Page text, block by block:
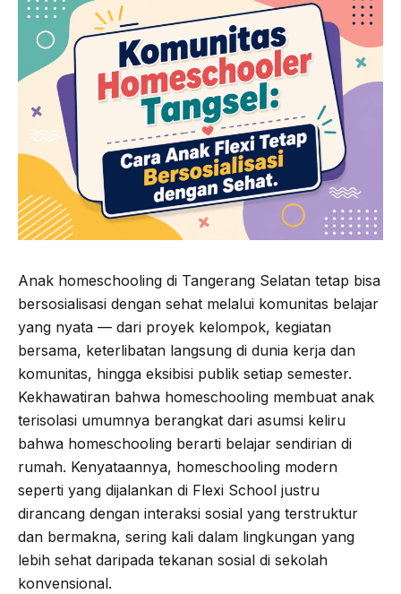
Anak homeschooling di Tangerang Selatan tetap bisa
bersosialisasi dengan sehat melalui komunitas belajar
yang nyata — dari proyek kelompok, kegiatan
bersama, keterlibatan langsung di dunia kerja dan
komunitas, hingga eksibisi publik setiap semester.
Kekhawatiran bahwa homeschooling membuat anak
terisolasi umumnya berangkat dari asumsi keliru
bahwa homeschooling berarti belajar sendirian di
rumah. Kenyataannya, homeschooling modern
seperti yang dijalankan di Flexi School justru
dirancang dengan interaksi sosial yang terstruktur
dan bermakna, sering kali dalam lingkungan yang
lebih sehat daripada tekanan sosial di sekolah
konvensional.